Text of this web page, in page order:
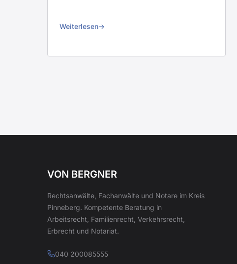
Weiterlesen
VON BERGNER
Rechtsanwälte, Fachanwälte und Notare im Kreis
Pinneberg. Kompetente Beratung in
Arbeitsrecht, Familienrecht, Verkehrsrecht,
Erbrecht und Notariat.
040 200085555